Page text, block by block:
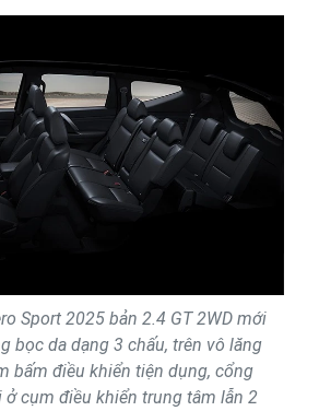
Sport 2025 bản 2.4 GT 2WD mới
bọc da dạng 3 chấu, trên vô lăng
bấm điều khiển tiện dụng, cổng
ở cụm điều khiển trung tâm lẫn 2